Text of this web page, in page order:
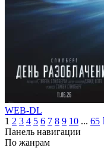
WEB-DL
1 2 3 4 5 6 7 8 9 10 ... 65
Панель навигации
По жанрам